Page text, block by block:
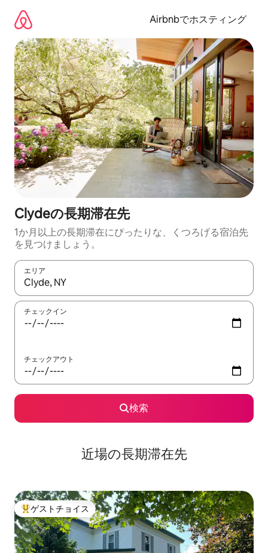
Airbnbでホスティング
Clydeの長期滞在先
1か月以上の長期滞在にぴったりな、くつろげる宿泊先
を見つけましょう。
エリア
検索結果が表示されたら、上下の矢印キーを使って移動するか
チェックイン
チェックアウト
検索
近場の長期滞在先
大好評のゲストチョイスです。
ゲストチョイス